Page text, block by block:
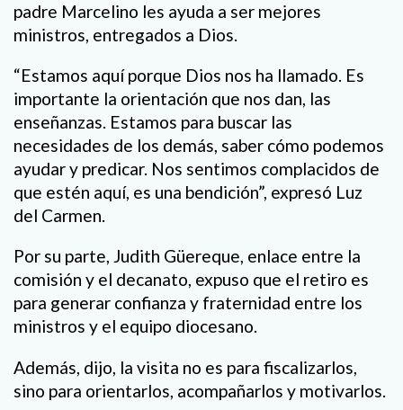
padre Marcelino les ayuda a ser mejores
ministros, entregados a Dios.
“Estamos aquí porque Dios nos ha llamado. Es
importante la orientación que nos dan, las
enseñanzas. Estamos para buscar las
necesidades de los demás, saber cómo podemos
ayudar y predicar. Nos sentimos complacidos de
que estén aquí, es una bendición”, expresó Luz
del Carmen.
Por su parte, Judith Güereque, enlace entre la
comisión y el decanato, expuso que el retiro es
para generar confianza y fraternidad entre los
ministros y el equipo diocesano.
Además, dijo, la visita no es para fiscalizarlos,
sino para orientarlos, acompañarlos y motivarlos.